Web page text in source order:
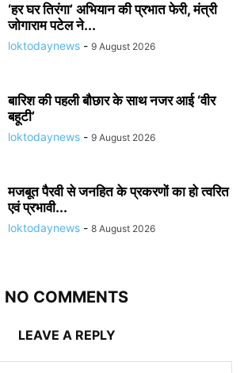
‘हर घर तिरंगा’ अभियान की प्रभात फेरी, मंत्री
जोगाराम पटेल ने...
loktodaynews - 9 August 2026
बारिश की पहली बौछार के साथ नजर आई ‘वीर
बहूटी’
loktodaynews - 9 August 2026
मजबूत पैरवी से जनहित के प्रकरणों का हो त्वरित
एवं प्रभावी...
loktodaynews - 8 August 2026
NO COMMENTS
LEAVE A REPLY